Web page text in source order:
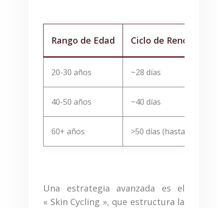
Rango de Edad Ciclo de
20-30 años ~28 días
40-50 años ~40 días
60+ años >50 días (hasta 90 días)
Una estrategia avanzada es el
« Skin Cycling », que estructura la